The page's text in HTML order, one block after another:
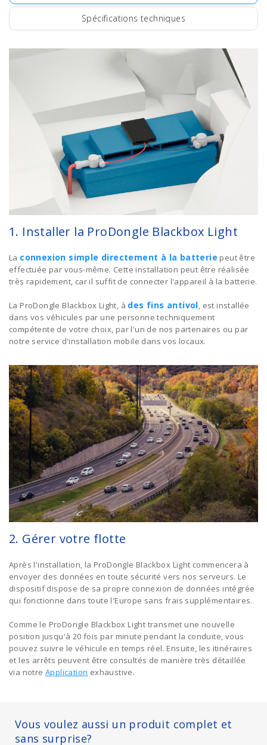
Spécifications techniques
1. Installer la ProDongle Blackbox Light
La connexion simple directement à la batterie peut être
effectuée par vous-même. Cette installation peut être réalisée
très rapidement, car il suffit de connecter l'appareil à la batterie.
La ProDongle Blackbox Light, à des fins antivol, est installée
dans vos véhicules par une personne techniquement
compétente de votre choix, par l'un de nos partenaires ou par
notre service d'installation mobile dans vos locaux.
2. Gérer votre flotte
Après l'installation, la ProDongle Blackbox Light commencera à
envoyer des données en toute sécurité vers nos serveurs. Le
dispositif dispose de sa propre connexion de données intégrée
qui fonctionne dans toute l'Europe sans frais supplémentaires.
Comme le ProDongle Blackbox Light transmet une nouvelle
position jusqu'à 20 fois par minute pendant la conduite, vous
pouvez suivre le véhicule en temps réel. Ensuite, les itinéraires
et les arrêts peuvent être consultés de manière très détaillée
via notreApplication exhaustive.
Vous voulez aussi un produit complet et
sans surprise?